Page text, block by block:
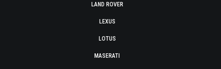
LAND ROVER
LEXUS
LOTUS
MASERATI